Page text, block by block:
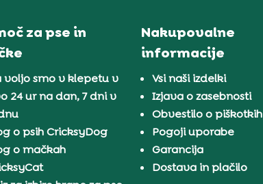
za pse in
voljo smo v klepetu v
24 ur na dan, 7 dni v
o psih CricksyDog
o mačkah
Nakupovalne
informacije
Vsi naši izdelki
Izjava o zasebnosti
Obvestilo o piškotkih
Pogoji uporabe
Garancija
Dostava in plačilo